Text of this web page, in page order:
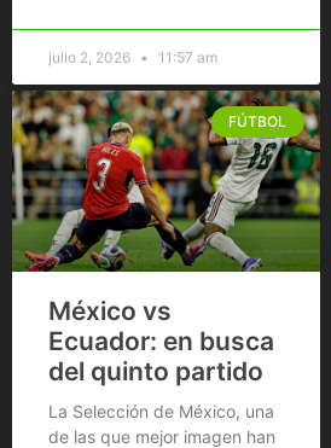
julio 2, 2026 11:57 am
FÚTBOL
México vs
Ecuador: en busca
del quinto partido
La Selección de México, una
de las que mejor imagen han